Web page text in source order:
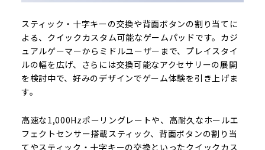
スティック・十字キーの交換や背面ボタンの割り当てに
よる、クイックカスタム可能なゲームパッドです。カジ
ュアルゲーマーからミドルユーザーまで、プレイスタイ
ルの幅を広げ、さらには交換可能なアクセサリーの展開
を検討中で、好みのデザインでゲーム体験を引き上げま
す。
高速な1,000Hzポーリングレートや、高耐久なホールエ
フェクトセンサー搭載スティック、背面ボタンの割り当
てやスティック・十字キーの交換といったクイックカス